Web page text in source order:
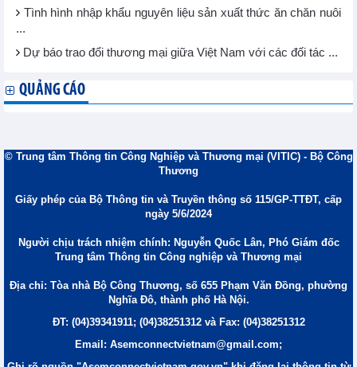
Tình hình nhập khẩu nguyên liệu sản xuất thức ăn chăn nuôi
...
Dự báo trao đổi thương mại giữa Việt Nam với các đối tác ...
QUẢNG CÁO
© Trung tâm Thông tin Công Nghiệp và Thương mại (VITIC) - Bộ Công
Thương
Giấy phép của Bộ Thông tin và Truyền thông số 115/GP-TTĐT, cấp
ngày 5/6/2024
Người chịu trách nhiệm chính: Nguyễn Quốc Lân, Phó Giám đốc
Trung tâm Thông tin Công nghiệp và Thương mại
Địa chỉ: Tòa nhà Bộ Công Thương, số 655 Phạm Văn Đồng, phường
Nghĩa Đô, thành phố Hà Nội.
ĐT: (04)39341911; (04)38251312 và Fax: (04)38251312
Email: Asemconnectvietnam@gmail.com;